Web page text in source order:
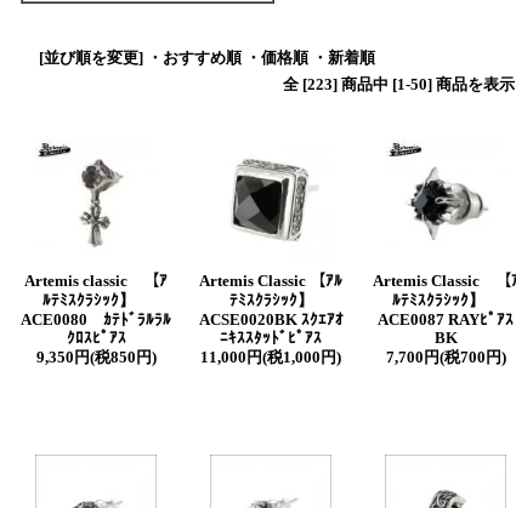
[並び順を変更] ・おすすめ順 ・価格順 ・新着順
全 [223] 商品中 [1-50] 商品を表示
Artemis classic 【ｱ
ﾙﾃﾐｽｸﾗｼｯｸ】
ACE0080 ｶﾃﾄﾞﾗﾙﾗﾙ
ｸﾛｽﾋﾟｱｽ
9,350円(税850円)
Artemis Classic 【ｱﾙ
ﾃﾐｽｸﾗｼｯｸ】
ACSE0020BK ｽｸｴｱｵ
ﾆｷｽｽﾀｯﾄﾞﾋﾟｱｽ
11,000円(税1,000円)
Artemis Classic 【
ﾙﾃﾐｽｸﾗｼｯｸ】
ACE0087 RAYﾋﾟｱｽ
BK
7,700円(税700円)